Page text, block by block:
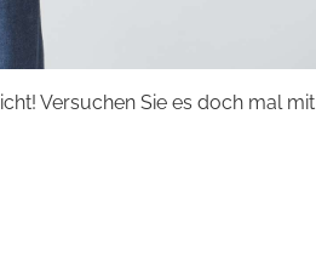
Versuchen Sie es doch mal mit